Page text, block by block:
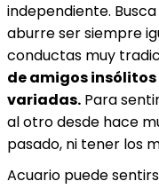
independiente.
aburre ser siempre
conductas muy
de amigos insólitos
variadas. Para
al otro desde hace
pasado, ni tener los
Acuario puede